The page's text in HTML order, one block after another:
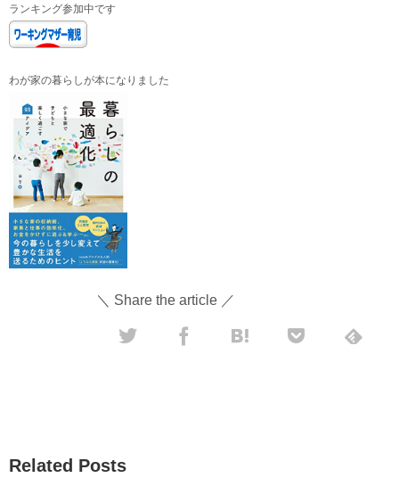
ランキング参加中です
わが家の暮らしが本になりました
＼ Share the article ／
Related Posts